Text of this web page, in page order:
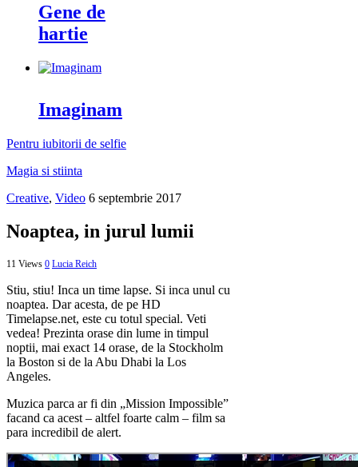
Gene de
hartie
Imaginam
Pentru iubitorii de selfie
Magia si stiinta
Creative, Video 6 septembrie 2017
Noaptea, in jurul lumii
11 Views 0 Lucia Reich
Stiu, stiu! Inca un time lapse. Si inca unul cu
noaptea. Dar acesta, de pe HD
Timelapse.net, este cu totul special. Veti
vedea! Prezinta orase din lume in timpul
noptii, mai exact 14 orase, de la Stockholm
la Boston si de la Abu Dhabi la Los
Angeles.
Muzica parca ar fi din „Mission Impossible”
facand ca acest – altfel foarte calm – film sa
para incredibil de alert.